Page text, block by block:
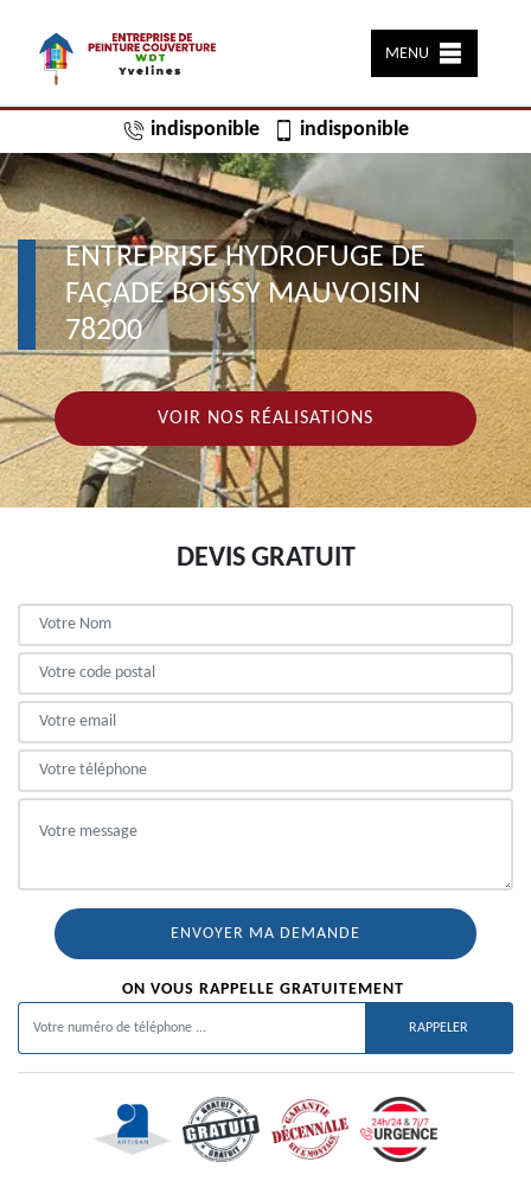
MENU
indisponible indisponible
ENTREPRISE HYDROFUGE DE
FAÇADE BOISSY MAUVOISIN
78200
VOIR NOS RÉALISATIONS
DEVIS GRATUIT
ON VOUS RAPPELLE GRATUITEMENT